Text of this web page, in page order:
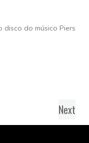
disco do músico Piers
Next